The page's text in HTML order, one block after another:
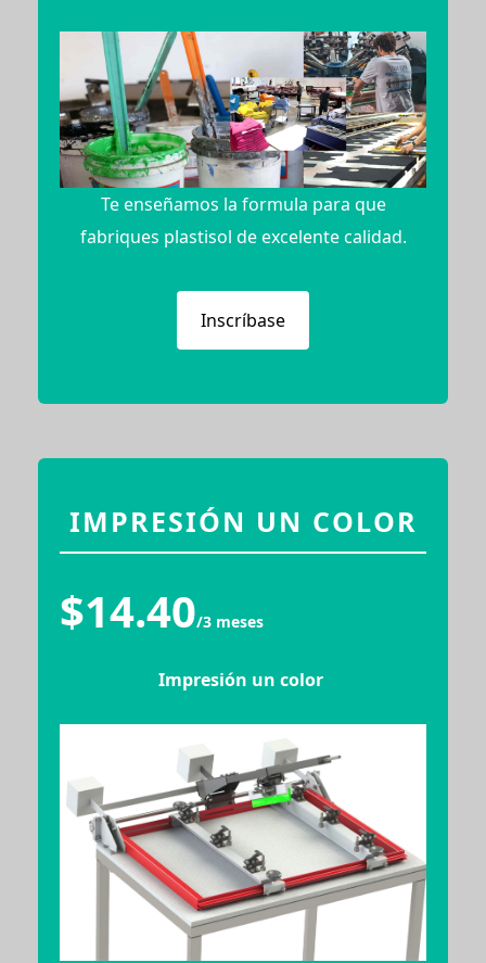
Te enseñamos la formula para que
fabriques plastisol de excelente calidad.
Inscríbase
IMPRESIÓN UN COLOR
$14.40/3 meses
Impresión un color